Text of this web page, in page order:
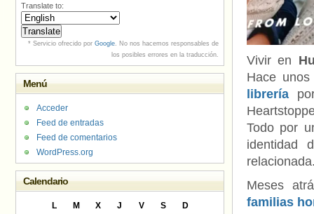
Vivir en
Hace
librería
Todo por
identidad
Meses
familias
Translate to:
* Servicio ofrecido por Google. No nos hacemos responsables de
los posibles errores en la traducción.
Menú
Acceder
Feed de entradas
Feed de comentarios
WordPress.org
Calendario
L M X J V S
D